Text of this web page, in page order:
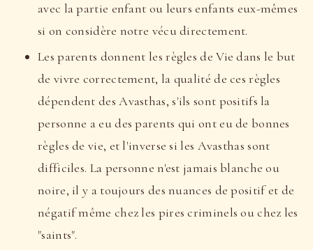
avec la partie enfant ou leurs enfants eux-mêmes
si on considère notre vécu directement.
Les parents donnent les règles de Vie dans le but
de vivre correctement, la qualité de ces règles
dépendent des Avasthas, s'ils sont positifs la
personne a eu des parents qui ont eu de bonnes
règles de vie, et l'inverse si les Avasthas sont
difficiles. La personne n'est jamais blanche ou
noire, il y a toujours des nuances de positif et de
négatif même chez les pires criminels ou chez les
"saints".